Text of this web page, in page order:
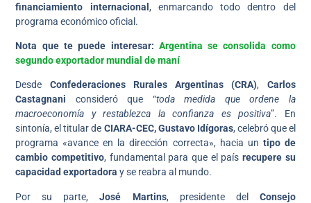
financiamiento internacional, enmarcando todo dentro del
programa económico oficial.
Nota que te puede interesar: Argentina se consolida como
segundo exportador mundial de maní
Desde Confederaciones Rurales Argentinas (CRA), Carlos
Castagnani consideró que “toda medida que ordene la
macroeconomía y restablezca la confianza es positiva”. En
sintonía, el titular de CIARA-CEC, Gustavo Idígoras, celebró que el
programa «avance en la dirección correcta», hacia un tipo de
cambio competitivo, fundamental para que el país recupere su
capacidad exportadora y se reabra al mundo.
Por su parte,José Martins, presidente del Consejo